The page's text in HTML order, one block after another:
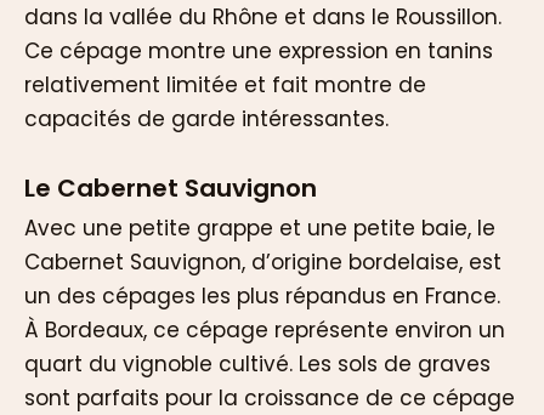
dans la vallée du Rhône et dans le Roussillon.
Ce cépage montre une expression en tanins
relativement limitée et fait montre de
capacités de garde intéressantes.
Le Cabernet Sauvignon
Avec une petite grappe et une petite baie, le
Cabernet Sauvignon, d’origine bordelaise, est
un des cépages les plus répandus en France.
À Bordeaux, ce cépage représente environ un
quart du vignoble cultivé. Les sols de graves
sont parfaits pour la croissance de ce cépage